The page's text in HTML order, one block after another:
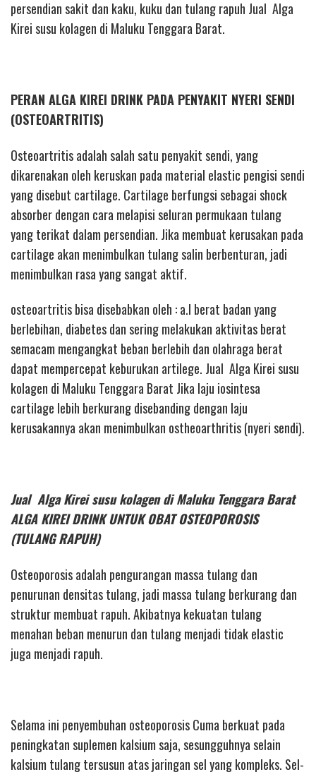
persendian sakit dan kaku, kuku dan tulang rapuh Jual Alga
Kirei susu kolagen di Maluku Tenggara Barat.
PERAN ALGA KIREI DRINK PADA PENYAKIT NYERI SENDI
(OSTEOARTRITIS)
Osteoartritis adalah salah satu penyakit sendi, yang
dikarenakan oleh keruskan pada material elastic pengisi sendi
yang disebut cartilage. Cartilage berfungsi sebagai shock
absorber dengan cara melapisi seluran permukaan tulang
yang terikat dalam persendian. Jika membuat kerusakan pada
cartilage akan menimbulkan tulang salin berbenturan, jadi
menimbulkan rasa yang sangat aktif.
osteoartritis bisa disebabkan oleh : a.l berat badan yang
berlebihan, diabetes dan sering melakukan aktivitas berat
semacam mengangkat beban berlebih dan olahraga berat
dapat mempercepat keburukan artilege. Jual Alga Kirei susu
kolagen di Maluku Tenggara Barat Jika laju iosintesa
cartilage lebih berkurang disebanding dengan laju
kerusakannya akan menimbulkan ostheoarthritis (nyeri sendi).
Jual Alga Kirei susu kolagen di Maluku Tenggara Barat
ALGA KIREI DRINK UNTUK OBAT OSTEOPOROSIS
(TULANG RAPUH)
Osteoporosis adalah pengurangan massa tulang dan
penurunan densitas tulang, jadi massa tulang berkurang dan
struktur membuat rapuh. Akibatnya kekuatan tulang
menahan beban menurun dan tulang menjadi tidak elastic
juga menjadi rapuh.
Selama ini penyembuhan osteoporosis Cuma berkuat pada
peningkatan suplemen kalsium saja, sesungguhnya selain
kalsium tulang tersusun atas jaringan sel yang kompleks. Sel-